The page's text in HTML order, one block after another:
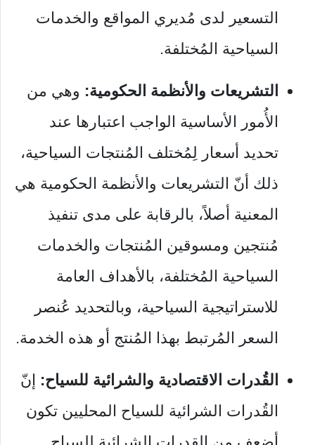
التسعير لدى مُديري المواقع والخدمات
السياحية المُختلفة.
التشريعات والأنظمة الحكومية: وهي من
الأُمور الأساسية الواجب اعتبارها عند
تحديد أسعار لِمُختلف المُنتجات السياحية،
ذلك أنّ التشريعات والأنظمة الحكومية هي
المعنية أصلاً، بالرقابة على مدى تنفيذ
مُنتجين ومسوقين المُنتجات والخدمات
السياحية المُختلفة، بالأهداف العامة
للاستراتيجية السياحية، وبالتحديد عُنصر
السعر المُرتبط بهذا المُنتج أو هذه الخدمة.
القُدرات الاقتصادية والشرائية للسياح: إنّ
القُدرات الشرائية للسياح المحليين تكون